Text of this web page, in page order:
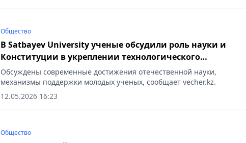
Общество
В Satbayev University ученые обсудили роль науки и
Конституции в укреплении технологического
суверенитета Казахстана
Обсуждены современные достижения отечественной науки,
механизмы поддержки молодых ученых, сообщает vecher.kz.
12.05.2026 16:23
Общество